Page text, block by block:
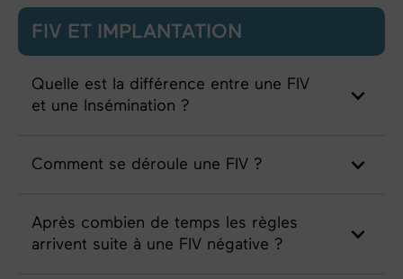
FIV ET IMPLANTATION
Quelle est la différence entre une FIV
et une Insémination ?
Comment se déroule une FIV ?
Après combien de temps les règles
arrivent suite à une FIV négative ?